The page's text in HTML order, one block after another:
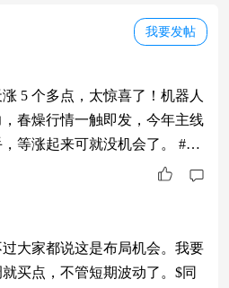
我要发帖
5 个多点，太惊喜了！机器人
春燥行情一触即发，今年主线
等涨起来可就没机会了。 #暖
大家都说这是布局机会。我要
买点，不管短期波动了。$同